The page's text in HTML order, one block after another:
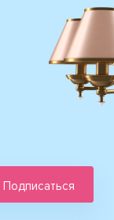
Подписаться